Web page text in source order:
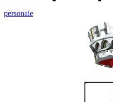
personale